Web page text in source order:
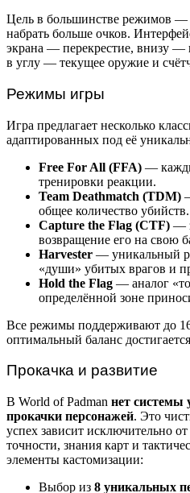
Цель в большинстве режимов —
набрать больше очков.
экрана — перекрестие, внизу —
в углу — текущее оружие и
Режимы игры
Игра предлагает несколько
адаптированных под её
Free For All (FFA) —
тренировки реакции.
Team Deathmatch (TDM)
общее количество убийств.
Capture the Flag (CTF) —
возвращение его на свою
Harvester — уникальный
«души» убитых врагов и
Hold the Flag — аналог
определённой зоне
Все режимы поддерживают до
оптимальный баланс
Прокачка и развитие
В World of Padman нет системы
прокачки персонажей. Это
успех зависит исключительно
точности, знания карт и
элементы кастомизации:
Выбор из 8 уникальных